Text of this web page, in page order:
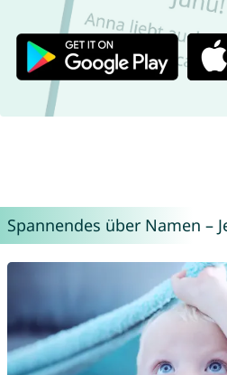
Spannendes über Namen –